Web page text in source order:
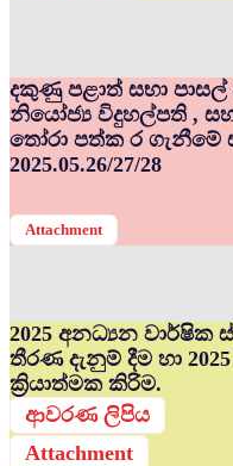
දකුණු පළාත් සභා
නියෝජ්‍ය විදුහල්පති ,
තෝරා පත්ක ර
2025.05.26/27/28
Attachment
2025 අනධ්‍යන වාර්ෂික
තීරණ දැනුම් දීම හා
ක්‍රියාත්මක කිරිම.
ආවරණ ලිපිය
Attachment